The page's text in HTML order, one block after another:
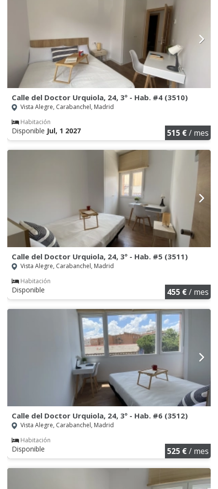
Calle del Doctor Urquiola, 24, 3º - Hab. #4 (3510)
Vista Alegre, Carabanchel, Madrid
Habitación
Disponible Jul, 1 2027 515 €/ mes
Calle del Doctor Urquiola, 24, 3º - Hab. #5 (3511)
Vista Alegre, Carabanchel, Madrid
Habitación
Disponible 455 €/ mes
Calle del Doctor Urquiola, 24, 3º - Hab. #6 (3512)
Vista Alegre, Carabanchel, Madrid
Habitación
Disponible 525 €/ mes